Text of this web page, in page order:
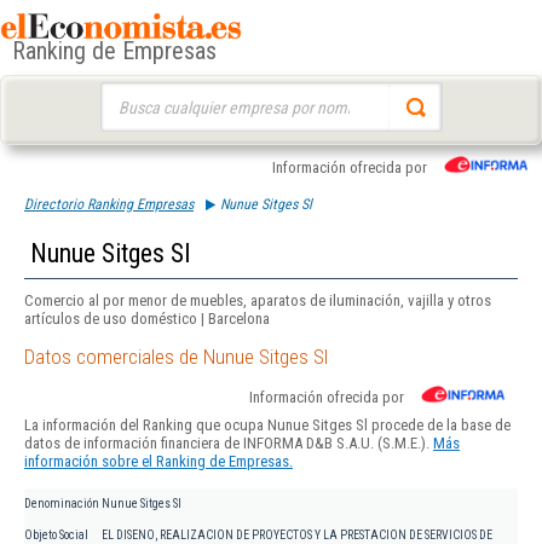
Ranking de Empresas
Información ofrecida por
Directorio Ranking Empresas Nunue Sitges Sl
Nunue Sitges Sl
Comercio al por menor de muebles, aparatos de iluminación, vajilla y otros
artículos de uso doméstico | Barcelona
Datos comerciales de Nunue Sitges Sl
Información ofrecida por
La información del Ranking que ocupa Nunue Sitges Sl procede de la base de
datos de información financiera de INFORMA D&B S.A.U. (S.M.E.). Más
información sobre el Ranking de Empresas.
Denominación Nunue Sitges Sl
Objeto Social
EL DISENO, REALIZACION DE PROYECTOS Y LA PRESTACION DE SERVICIOS DE